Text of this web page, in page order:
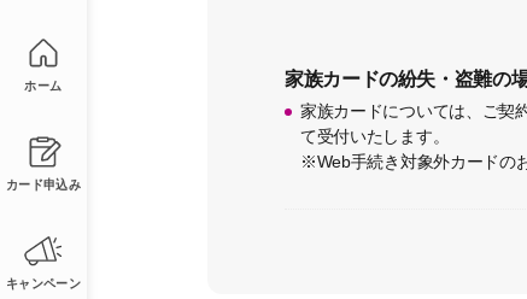
家族カードの紛失・盗難の
家族カードについては、ご契
て受付いたします。
※Web手続き対象外カードの
ホーム
カード申込み
キャンペーン